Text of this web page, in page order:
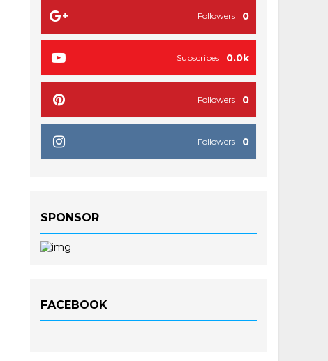
0
Followers
0.0k
Subscribes
0
Followers
0
Followers
SPONSOR
FACEBOOK